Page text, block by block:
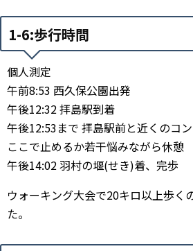
1-6:歩行時間
個人測定
午前8:53 西久保公園出発
午後12:32 拝島駅到着
午後12:53まで 拝島駅前と近くのコ
ここで止めるか若干悩みながら休憩
午後14:02 羽村の堰(せき)着、完歩
ウォーキング大会で20キロ以上歩く
た。